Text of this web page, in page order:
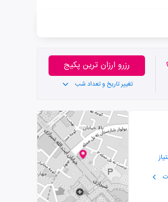
رزرو ارزان ترین پکیج
تغییر تاریخ و تعداد شب